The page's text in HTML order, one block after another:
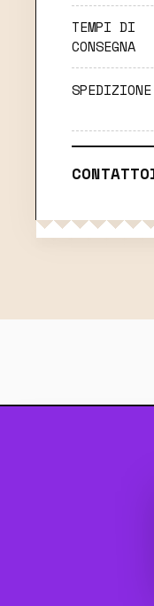
TEMPI DI
CONSEGNA
SPEDIZIONE
CONTATTO